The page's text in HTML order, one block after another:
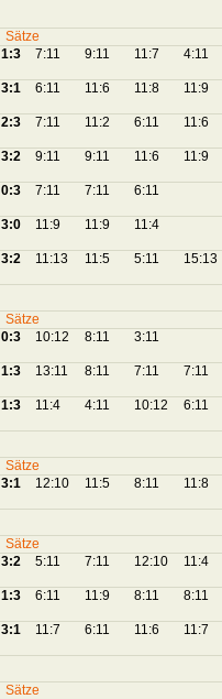
Sätze
1:3 7:11 9:11 11:7 4:11
3:1 6:11 11:6 11:8 11:9
2:3 7:11 11:2 6:11 11:6
3:2 9:11 9:11 11:6 11:9
0:3 7:11 7:11 6:11
3:0 11:9 11:9 11:4
3:2 11:13 11:5 5:11 15:13
Sätze
0:3 10:12 8:11 3:11
1:3 13:11 8:11 7:11 7:11
1:3 11:4 4:11 10:12 6:11
Sätze
3:1 12:10 11:5 8:11 11:8
Sätze
3:2 5:11 7:11 12:10 11:4
1:3 6:11 11:9 8:11 8:11
3:1 11:7 6:11 11:6 11:7
Sätze